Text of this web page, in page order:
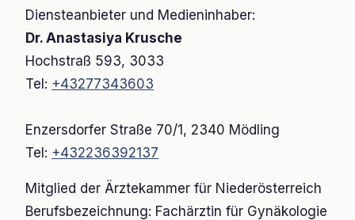
Diensteanbieter und Medieninhaber:
Dr. Anastasiya Krusche
Hochstraß 593, 3033
Tel: +43277343603
Enzersdorfer Straße 70/1, 2340 Mödling
Tel: +432236392137
Mitglied der Ärztekammer für Niederösterreich
Berufsbezeichnung: Fachärztin für Gynäkologie